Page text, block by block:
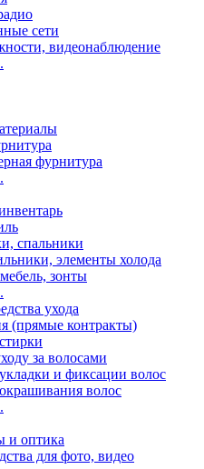
сети
видеонаблюдение
фурнитура
спальники
элементы холода
зонты
ухода
(прямые контракты)
за волосами
и фиксации волос
волос
и оптика
для фото, видео